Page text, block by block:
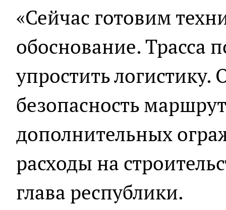
«Сейчас готовим
обоснование. Трасса
упростить логистику.
безопасность
дополнительных
расходы на
глава республики.